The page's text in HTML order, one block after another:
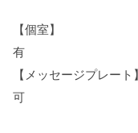
【個室】
有
【メッセージプレート】
可